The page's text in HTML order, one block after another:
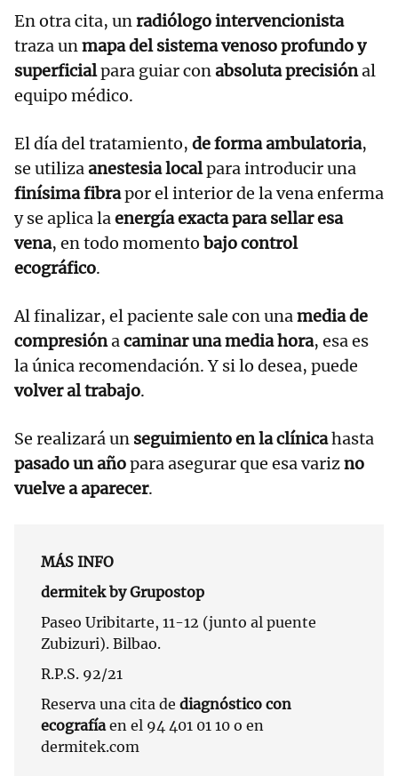
En otra cita, unradiólogo intervencionista
traza unmapa del sistema venoso profundo y
superficialpara guiar conabsoluta precisiónal
equipo médico.
El día del tratamiento, de forma ambulatoria,
se utilizaanestesia localpara introducir una
finísima fibrapor el interior de la vena enferma
y se aplica laenergía exacta para sellar esa
vena, en todo momento bajo control
ecográfico.
Al finalizar, el paciente sale con unamedia de
compresiónacaminar una media hora, esa es
la única recomendación. Y si lo desea, puede
volver al trabajo.
Se realizará un seguimiento en la clínicahasta
pasado un añopara asegurar que esa varizno
vuelve a aparecer.
MÁS INFO
dermitek by Grupostop
Paseo Uribitarte, 11-12 (junto al puente
Zubizuri). Bilbao.
R.P.S. 92/21
Reserva una cita de diagnóstico con
ecografíaen el 94 401 01 10 o en
dermitek.com